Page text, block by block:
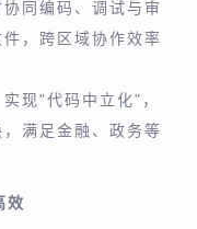
同编码、调试与审
，跨区域协作效率
现"代码中立化"，
满足金融、政务等
效